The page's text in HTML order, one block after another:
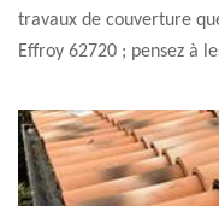
travaux de couverture
Effroy 62720 ; pensez à